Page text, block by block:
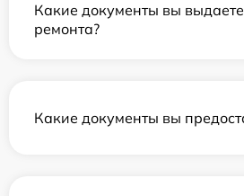
Какие документы вы
ремонта?
Какие документы вы